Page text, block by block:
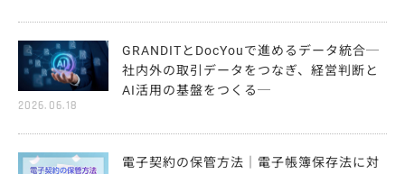
2026.06.18
GRANDITとDocYouで進めるデータ統合─
社内外の取引データをつなぎ、経営判断と
AI活用の基盤をつくる─
電子契約の保管方法｜電子帳簿保存法に対